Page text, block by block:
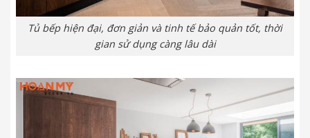
Tủ bếp hiện đại, đơn giản và tinh tế bảo quản tốt, thời
gian sử dụng càng lâu dài